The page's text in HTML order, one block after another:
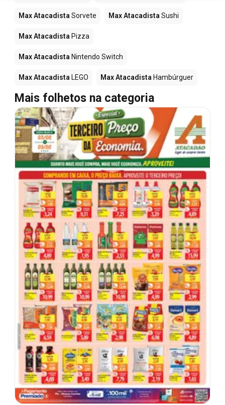
Max Atacadista Sorvete Max Atacadista Sushi
Max Atacadista Pizza
Max Atacadista Nintendo Switch
Max Atacadista LEGO Max Atacadista Hambúrguer
Mais folhetos na categoria